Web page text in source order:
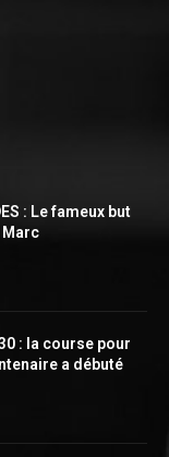
: Le fameux but
Marc
: la course pour
a débuté